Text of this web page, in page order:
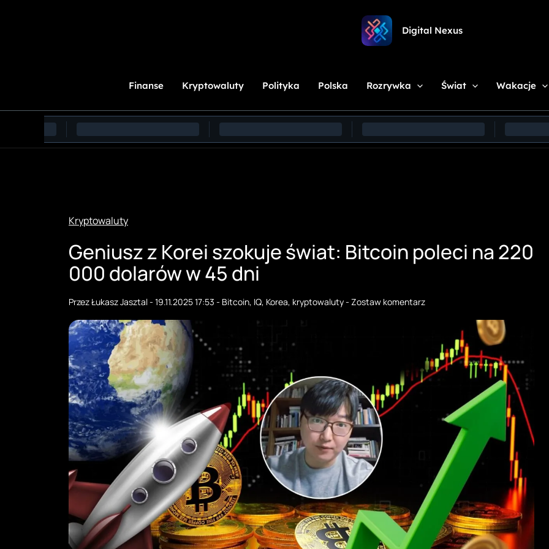
Digital Nexus
Finanse Kryptowaluty Polityka Polska Rozrywka Świat Wakacje
Kryptowaluty
Geniusz z Korei szokuje świat: Bitcoin poleci na 220
000 dolarów w 45 dni
PrzezŁukasz Jasztal- 19.11.2025 17:53 - Bitcoin, IQ, Korea, kryptowaluty- Zostaw komentarz